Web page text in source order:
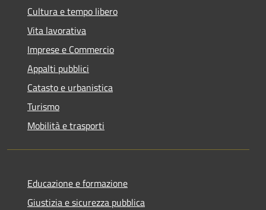
Cultura e tempo libero
Vita lavorativa
Imprese e Commercio
Appalti pubblici
Catasto e urbanistica
Turismo
Mobilità e trasporti
Educazione e formazione
Giustizia e sicurezza pubblica